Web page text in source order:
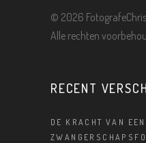
© 2026
Alle rechten
RECENT
DE KRACHT VAN